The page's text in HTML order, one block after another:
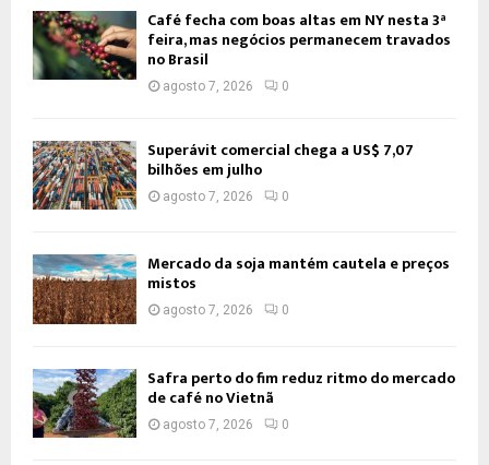
Café fecha com boas altas em NY nesta 3ª
feira, mas negócios permanecem travados
no Brasil
agosto 7, 2026 0
Superávit comercial chega a US$ 7,07
bilhões em julho
agosto 7, 2026 0
Mercado da soja mantém cautela e preços
mistos
agosto 7, 2026 0
Safra perto do fim reduz ritmo do mercado
de café no Vietnã
agosto 7, 2026 0